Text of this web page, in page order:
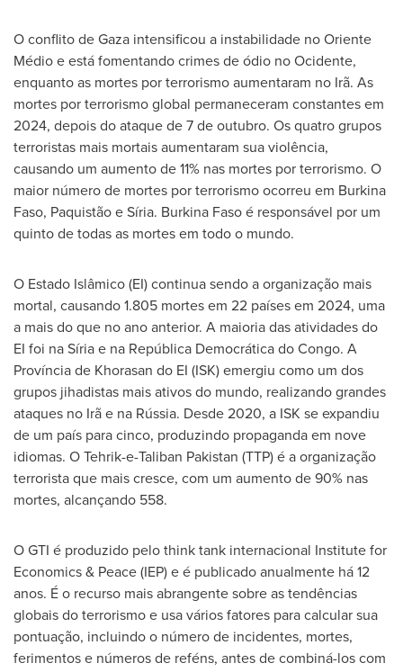
O conflito deGaza intensificou a instabilidade no Oriente
Médio e está fomentando crimes de ódio no Ocidente,
enquanto as mortes por terrorismo aumentaram no Irã. As
mortes por terrorismo global permaneceram constantes em
2024, depois do ataque de 7 de outubro. Os quatro grupos
terroristas mais mortais aumentaram sua violência,
causando um aumento de 11% nas mortes por terrorismo. O
maior número de mortes por terrorismo ocorreu em Burkina
Faso, Paquistão e Síria. Burkina Fasoé responsável por um
quinto de todas as mortes em todo o mundo.
O Estado Islâmico (EI) continua sendo a organização mais
mortal, causando 1.805 mortes em 22 países em 2024, uma
a mais do que no ano anterior. A maioria das atividades do
EI foi na Síria e na República Democrática doCongo. A
Província de Khorasan do EI (ISK) emergiu como um dos
grupos jihadistas mais ativos do mundo, realizando grandes
ataques no Irã e na Rússia. Desde 2020, a ISK se expandiu
de um país para cinco, produzindo propaganda em nove
idiomas. O Tehrik-e-Taliban Pakistan (TTP) é a organização
terrorista que mais cresce, com um aumento de 90% nas
mortes, alcançando 558.
O GTI é produzido pelo think tank internacional Institute for
Economics & Peace (IEP) e é publicado anualmente há 12
anos. É o recurso mais abrangente sobre as tendências
globais do terrorismo e usa vários fatores para calcular sua
pontuação, incluindo o número de incidentes, mortes,
ferimentos e números de reféns, antes de combiná-los com